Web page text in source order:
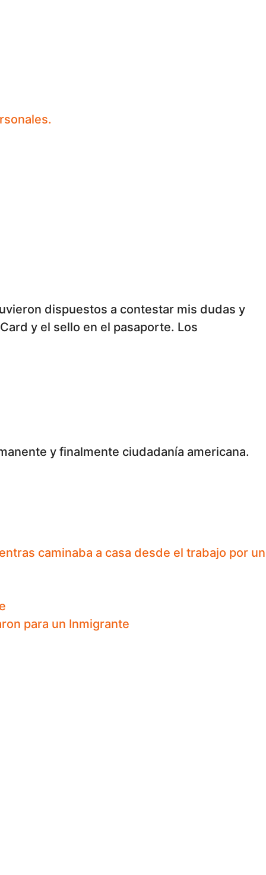
a contestar mis dudas y
y finalmente ciudadanía americana.
caminaba a casa desde el trabajo por un
para un Inmigrante